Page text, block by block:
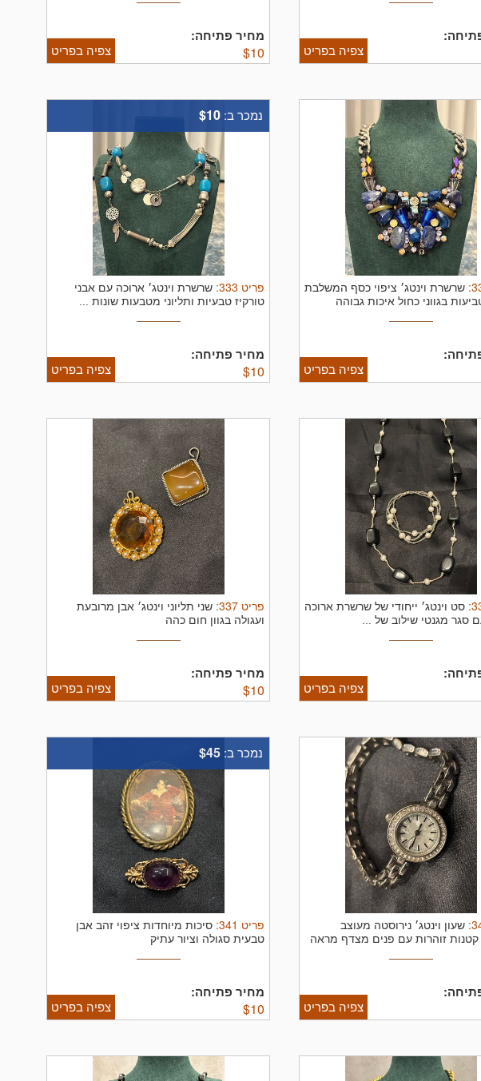
צפיה בפריט
מחיר פתיחה:
$10 צפיה בפריט
: שרשרת וינטג׳ ציפוי כסף המשלבת
בגווני כחול איכות גבוהה
צפיה בפריט
נמכר ב: $10
פריט 333
: שרשרת וינטג׳ ארוכה עם אבני
טורקיז טבעיות ותליוני מטבעות שונות ...
מחיר פתיחה:
$10 צפיה בפריט
: סט וינטג׳ ייחודי של שרשרת ארוכה
סגר מגנטי שילוב של ...
צפיה בפריט
פריט 337
: שני תליוני וינטג׳ אבן מרובעת
ועגולה בגוון חום כהה
מחיר פתיחה:
$10 צפיה בפריט
: שעון וינטג׳ נירוסטה מעוצב
קטנות זוהרות עם פנים מצדף מראה
צפיה בפריט
נמכר ב: $45
פריט 341
: סיכות מיוחדות ציפוי זהב אבן
טבעית סגולה וציור עתיק
מחיר פתיחה:
$10 צפיה בפריט